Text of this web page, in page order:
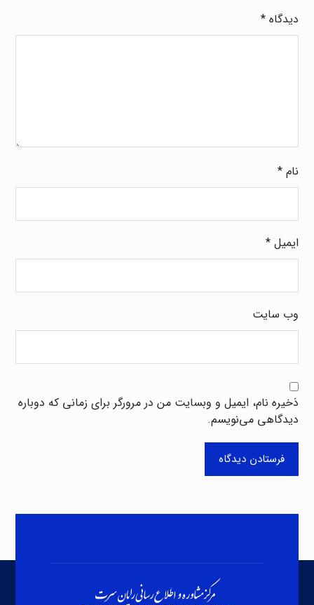
دیدگاه*
نام*
ایمیل*
وب‌ سایت
ذخیره نام، ایمیل و وبسایت من در مرورگر برای زمانی که دوباره
دیدگاهی می‌نویسم.
فرستادن دیدگاه